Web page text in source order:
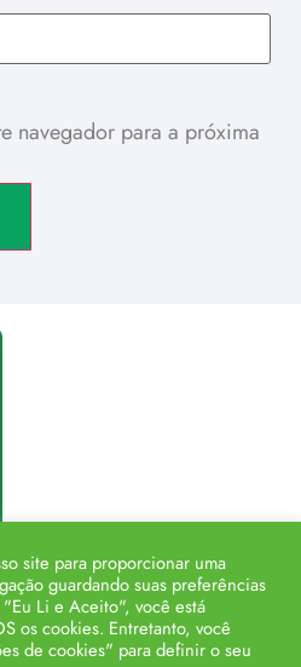
navegador para a próxima
de Educação Física
site para proporcionar uma
guardando suas preferências
Li e Aceito", você está
os cookies. Entretanto, você
de cookies" para definir o seu